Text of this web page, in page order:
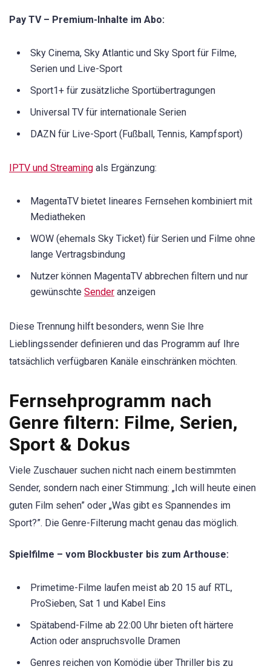
Pay TV – Premium-Inhalte im Abo:
Sky Cinema, Sky Atlantic und Sky Sport für Filme,
Serien und Live-Sport
Sport1+ für zusätzliche Sportübertragungen
Universal TV für internationale Serien
DAZN für Live-Sport (Fußball, Tennis, Kampfsport)
IPTV und Streaming als Ergänzung:
MagentaTV bietet lineares Fernsehen kombiniert mit
Mediatheken
WOW (ehemals Sky Ticket) für Serien und Filme ohne
lange Vertragsbindung
Nutzer können MagentaTV abbrechen filtern und nur
gewünschte Sender anzeigen
Diese Trennung hilft besonders, wenn Sie Ihre
Lieblingssender definieren und das Programm auf Ihre
tatsächlich verfügbaren Kanäle einschränken möchten.
Fernsehprogramm nach
Genre filtern: Filme, Serien,
Sport & Dokus
Viele Zuschauer suchen nicht nach einem bestimmten
Sender, sondern nach einer Stimmung: „Ich will heute einen
guten Film sehen” oder „Was gibt es Spannendes im
Sport?”. Die Genre-Filterung macht genau das möglich.
Spielfilme – vom Blockbuster bis zum Arthouse:
Primetime-Filme laufen meist ab 20 15 auf RTL,
ProSieben, Sat 1 und Kabel Eins
Spätabend-Filme ab 22:00 Uhr bieten oft härtere
Action oder anspruchsvolle Dramen
Genres reichen von Komödie über Thriller bis zu